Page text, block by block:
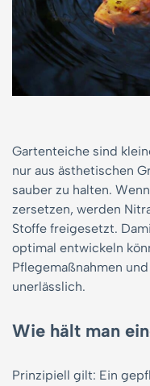
Gartenteiche sind
nur aus ästhetischen
sauber zu halten.
zersetzen, werden
Stoffe freigesetzt.
optimal entwickeln
Pflegemaßnahmen
unerlässlich.
Wie hält man
Prinzipiell gilt: Ein